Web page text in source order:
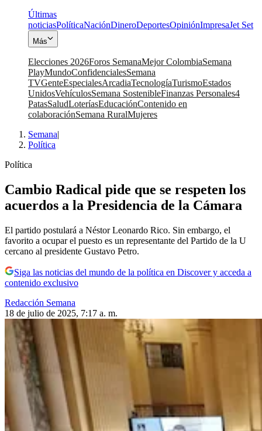
Últimas
noticiasPolíticaNaciónDineroDeportesOpiniónImpresaJet Set
Más
Elecciones 2026Foros SemanaMejor ColombiaSemana
PlayMundoConfidencialesSemana
TVGenteEspecialesArcadiaTecnologíaTurismoEstados
UnidosVehículosSemana SostenibleFinanzas Personales4
PatasSaludLoteríasEducaciónContenido en
colaboraciónSemana RuralMujeres
Semana|
Política
Política
Cambio Radical pide que se respeten los
acuerdos a la Presidencia de la Cámara
El partido postulará a Néstor Leonardo Rico. Sin embargo, el
favorito a ocupar el puesto es un representante del Partido de la U
cercano al presidente Gustavo Petro.
Siga las noticias del mundo de la política en Discover y acceda a
contenido exclusivo
Redacción Semana
18 de julio de 2025, 7:17 a. m.